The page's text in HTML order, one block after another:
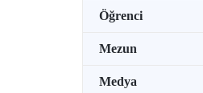
Öğrenci
Mezun
Medya